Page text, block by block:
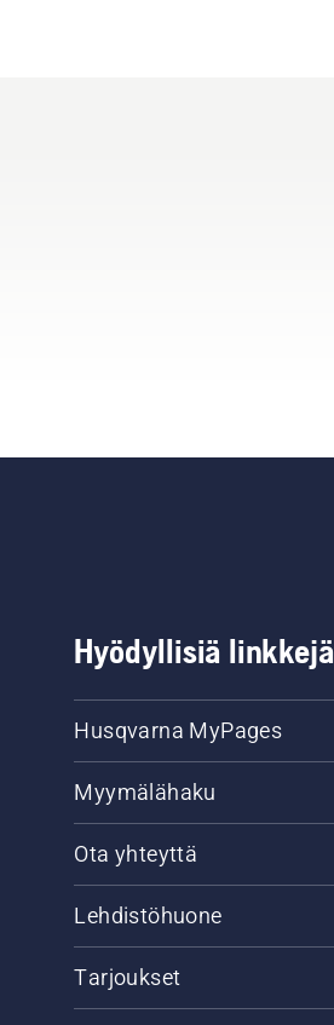
Hyödyllisiä linkkejä
Husqvarna MyPages
Myymälähaku
Ota yhteyttä
Lehdistöhuone
Tarjoukset